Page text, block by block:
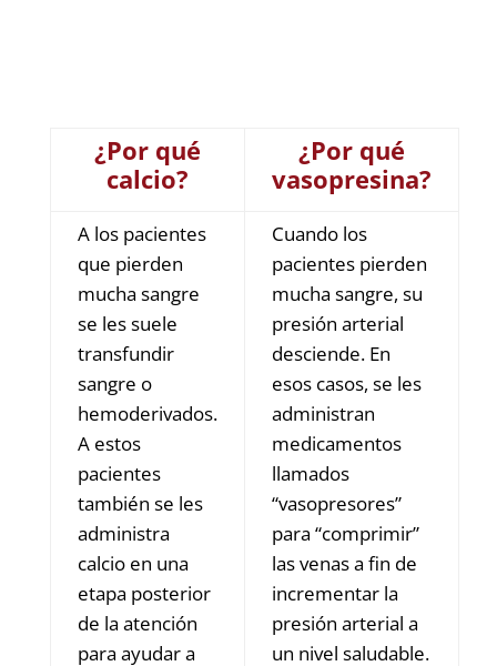
¿Por qué
calcio?
¿Por qué
vasopresina?
A los pacientes
que pierden
mucha sangre
se les suele
transfundir
sangre o
hemoderivados.
A estos
pacientes
también se les
administra
calcio en una
etapa posterior
de la atención
para ayudar a
Cuando los
pacientes pierden
mucha sangre, su
presión arterial
desciende. En
esos casos, se les
administran
medicamentos
llamados
“vasopresores”
para “comprimir”
las venas a fin de
incrementar la
presión arterial a
un nivel saludable.